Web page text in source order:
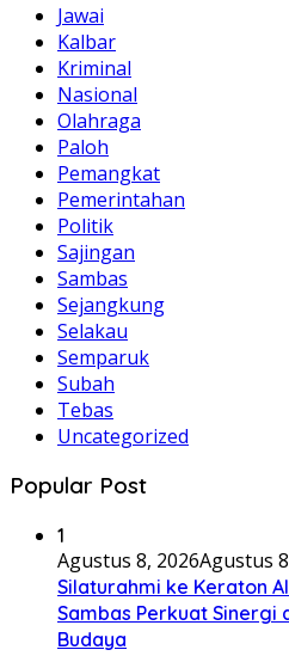
Jawai
Kalbar
Kriminal
Nasional
Olahraga
Paloh
Pemangkat
Pemerintahan
Politik
Sajingan
Sambas
Sejangkung
Selakau
Semparuk
Subah
Tebas
Uncategorized
Popular Post
1
Agustus 8, 2026Agustus
Silaturahmi ke Keraton
Sambas Perkuat Sinergi
Budaya